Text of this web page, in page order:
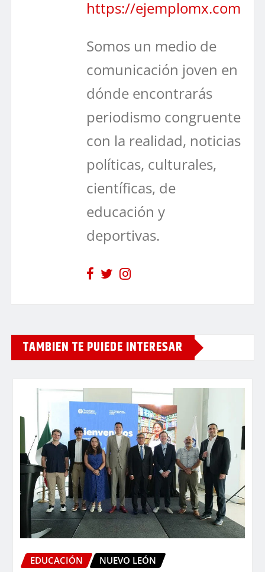
https://ejemplomx.com
Somos un medio de
comunicación joven en
dónde encontrarás
periodismo congruente
con la realidad, noticias
políticas, culturales,
científicas, de
educación y
deportivas.
TAMBIEN TE PUIEDE INTERESAR
EDUCACIÓN NUEVO LEÓN